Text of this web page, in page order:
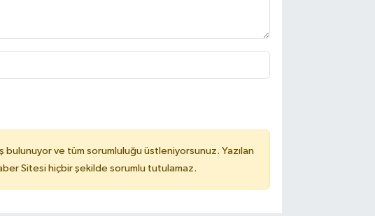
bulunuyor ve tüm sorumluluğu üstleniyorsunuz. Yazılan
Sitesi hiçbir şekilde sorumlu tutulamaz.